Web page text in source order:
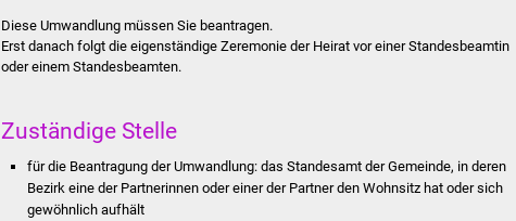
Diese Umwandlung müssen Sie beantragen.
Erst danach folgt die eigenständige Zeremonie der Heirat vor einer Standesbeamtin
oder einem Standesbeamten.
Zuständige Stelle
für die Beantragung der Umwandlung: das Standesamt der Gemeinde, in deren
Bezirk eine der Partnerinnen oder einer der Partner den Wohnsitz hat oder sich
gewöhnlich aufhält